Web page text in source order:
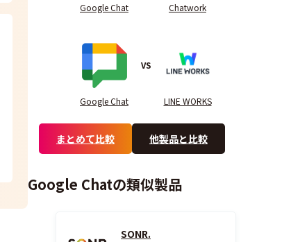
Google Chat Chatwork
Google Chat
VS
LINE WORKS
まとめて比較 他製品と比較
Google Chatの類似製品
SONR.